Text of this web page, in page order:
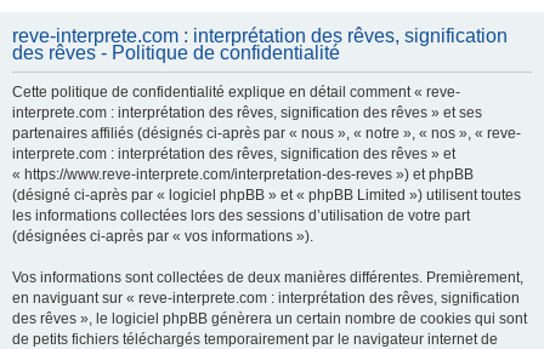
reve-interprete.com : interprétation des rêves, signification
des rêves - Politique de confidentialité
Cette politique de confidentialité explique en détail comment « reve-
interprete.com : interprétation des rêves, signification des rêves » et ses
partenaires affiliés (désignés ci-après par « nous », « notre », « nos », « reve-
interprete.com : interprétation des rêves, signification des rêves » et
« https://www.reve-interprete.com/interpretation-des-reves ») et phpBB
(désigné ci-après par « logiciel phpBB » et « phpBB Limited ») utilisent toutes
les informations collectées lors des sessions d’utilisation de votre part
(désignées ci-après par « vos informations »).
Vos informations sont collectées de deux manières différentes. Premièrement,
en naviguant sur « reve-interprete.com : interprétation des rêves, signification
des rêves », le logiciel phpBB génèrera un certain nombre de cookies qui sont
de petits fichiers téléchargés temporairement par le navigateur internet de